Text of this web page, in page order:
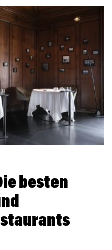
besten